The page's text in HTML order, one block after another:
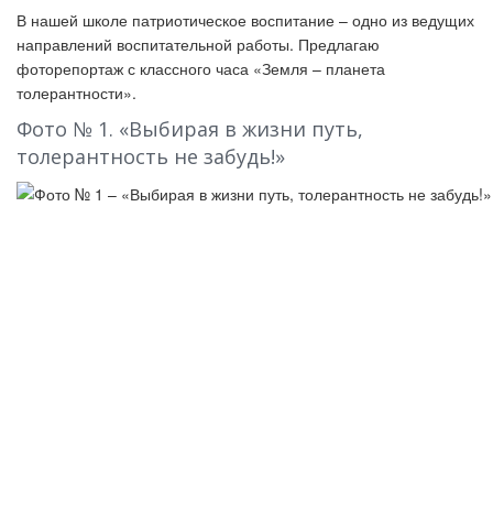
В нашей школе патриотическое воспитание – одно из ведущих
направлений воспитательной работы. Предлагаю
фоторепортаж с классного часа «Земля – планета
толерантности».
Фото № 1. «Выбирая в жизни путь,
толерантность не забудь!»